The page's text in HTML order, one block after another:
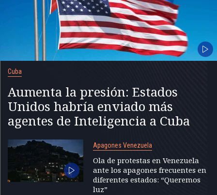
Cuba
Aumenta la presión: Estados
Unidos habría enviado más
agentes de Inteligencia a Cuba
Apagones Venezuela
Ola de protestas en Venezuela
ante los apagones frecuentes en
diferentes estados: “Queremos
luz”